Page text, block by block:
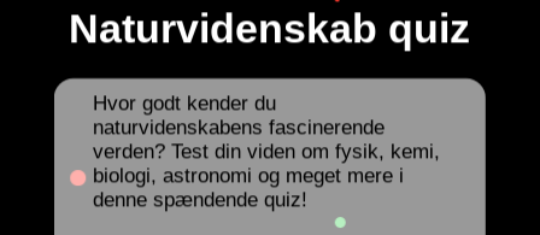
Naturvidenskab quiz
Hvor godt kender du
naturvidenskabens fascinerende
verden? Test din viden om fysik, kemi,
biologi, astronomi og meget mere i
denne spændende quiz!